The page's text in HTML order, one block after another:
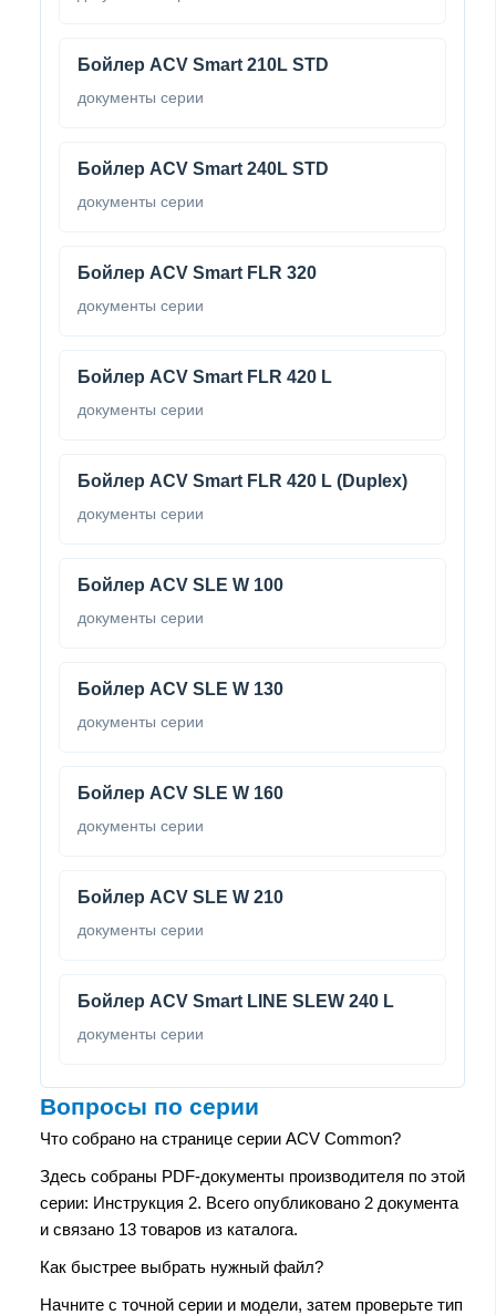
Бойлер ACV Smart 210L STD
документы серии
Бойлер ACV Smart 240L STD
документы серии
Бойлер ACV Smart FLR 320
документы серии
Бойлер ACV Smart FLR 420 L
документы серии
Бойлер ACV Smart FLR 420 L (Duplex)
документы серии
Бойлер ACV SLE W 100
документы серии
Бойлер ACV SLE W 130
документы серии
Бойлер ACV SLE W 160
документы серии
Бойлер ACV SLE W 210
документы серии
Бойлер ACV Smart LINE SLEW 240 L
документы серии
Вопросы по серии
Что собрано на странице серии ACV Common?
Здесь собраны PDF-документы производителя по этой
серии: Инструкция 2. Всего опубликовано 2 документа
и связано 13 товаров из каталога.
Как быстрее выбрать нужный файл?
Начните с точной серии и модели, затем проверьте тип